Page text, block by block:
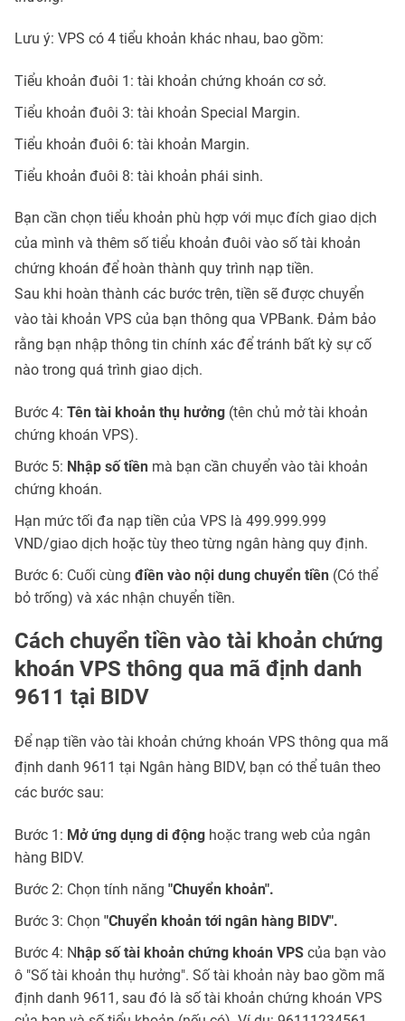
Lưu ý: VPS có 4 tiểu khoản khác nhau, bao gồm:
Tiểu khoản đuôi 1: tài khoản chứng khoán cơ sở.
Tiểu khoản đuôi 3: tài khoản Special Margin.
Tiểu khoản đuôi 6: tài khoản Margin.
Tiểu khoản đuôi 8: tài khoản phái sinh.
Bạn cần chọn tiểu khoản phù hợp với mục đích giao dịch
của mình và thêm số tiểu khoản đuôi vào số tài khoản
chứng khoán để hoàn thành quy trình nạp tiền.
Sau khi hoàn thành các bước trên, tiền sẽ được chuyển
vào tài khoản VPS của bạn thông qua VPBank. Đảm bảo
rằng bạn nhập thông tin chính xác để tránh bất kỳ sự cố
nào trong quá trình giao dịch.
Bước 4: Tên tài khoản thụ hưởng (tên chủ mở tài khoản
chứng khoán VPS).
Bước 5: Nhập số tiền mà bạn cần chuyển vào tài khoản
chứng khoán.
Hạn mức tối đa nạp tiền của VPS là 499.999.999
VND/giao dịch hoặc tùy theo từng ngân hàng quy định.
Bước 6: Cuối cùng điền vào nội dung chuyển tiền (Có thể
bỏ trống) và xác nhận chuyển tiền.
Cách chuyển tiền vào tài khoản chứng
khoán VPS thông qua mã định danh
9611 tại BIDV
Để nạp tiền vào tài khoản chứng khoán VPS thông qua mã
định danh 9611 tại Ngân hàng BIDV, bạn có thể tuân theo
các bước sau:
Bước 1: Mở ứng dụng di động hoặc trang web của ngân
hàng BIDV.
Bước 2: Chọn tính năng "Chuyển khoản".
Bước 3: Chọn "Chuyển khoản tới ngân hàng BIDV".
Bước 4: N hập số tài khoản chứng khoán VPS của bạn vào
ô "Số tài khoản thụ hưởng". Số tài khoản này bao gồm mã
định danh 9611, sau đó là số tài khoản chứng khoán VPS